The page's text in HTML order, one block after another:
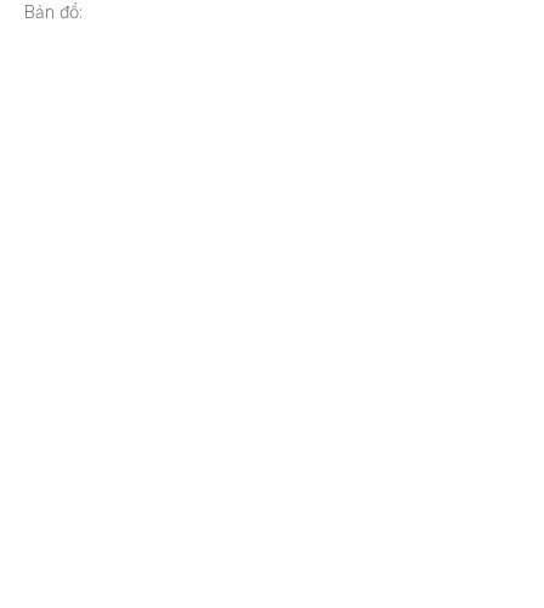
Bản đồ: